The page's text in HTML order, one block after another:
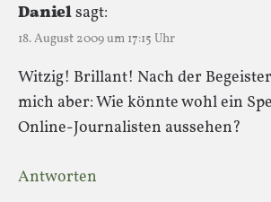
Danielsagt:
18. August 2009 um 17:15 Uhr
Witzig! Brillant! Nach der
mich aber: Wie könnte wohl ein
Online-Journalisten aussehen?
Antworten